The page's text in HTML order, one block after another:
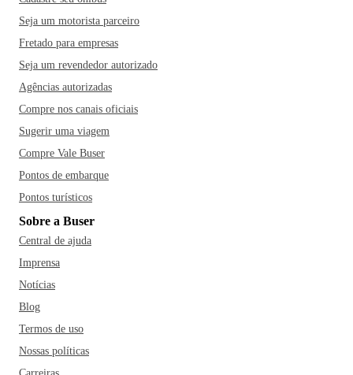
Seja um motorista parceiro
Fretado para empresas
Seja um revendedor autorizado
Agências autorizadas
Compre nos canais oficiais
Sugerir uma viagem
Compre Vale Buser
Pontos de embarque
Pontos turísticos
Sobre a Buser
Central de ajuda
Imprensa
Notícias
Blog
Termos de uso
Nossas políticas